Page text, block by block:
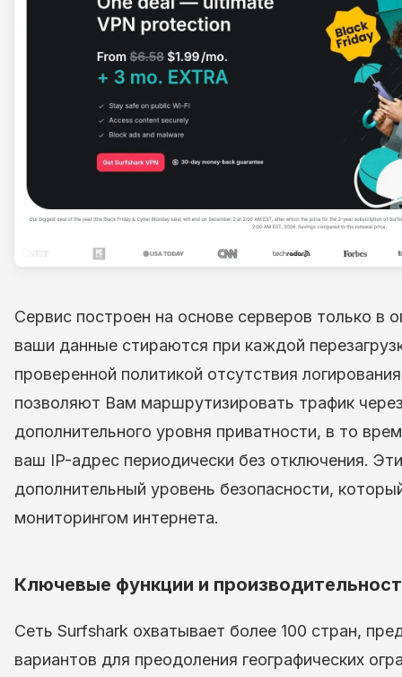
Сервис построен на основе серверов только в
ваши данные стираются при каждой
проверенной политикой отсутствия
позволяют Вам маршрутизировать трафик
дополнительного уровня приватности, в то
ваш IP-адрес периодически без отключения.
дополнительный уровень безопасности,
мониторингом интернета.
Ключевые функции и
Сеть Surfshark охватывает более 100 стран,
вариантов для преодоления географических